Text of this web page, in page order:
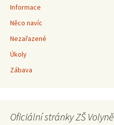
Informace
Něco navíc
Nezařazené
Úkoly
Zábava
Oficiální stránky ZŠ Volyně